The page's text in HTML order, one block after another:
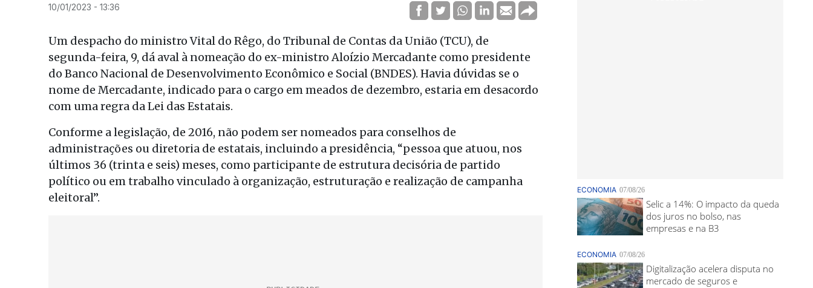
10/01/2023 - 13:36
Um despacho do ministro Vital do Rêgo, do Tribunal de Contas da União (TCU), de
segunda-feira, 9, dá aval à nomeação do ex-ministro Aloízio Mercadante como presidente
do Banco Nacional de Desenvolvimento Econômico e Social (BNDES). Havia dúvidas se o
nome de Mercadante, indicado para o cargo em meados de dezembro, estaria em desacordo
com uma regra da Lei das Estatais.
Conforme a legislação, de 2016, não podem ser nomeados para conselhos de
administrações ou diretoria de estatais, incluindo a presidência, “pessoa que atuou, nos
últimos 36 (trinta e seis) meses, como participante de estrutura decisória de partido
político ou em trabalho vinculado à organização, estruturação e realização de campanha
eleitoral”.